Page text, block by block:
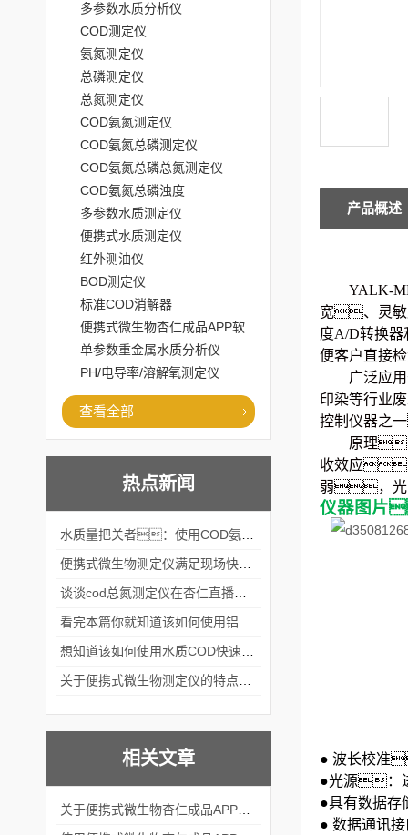
多参数水质分析仪
COD测定仪
氨氮测定仪
总磷测定仪
总氮测定仪
COD氨氮测定仪
COD氨氮总磷测定仪
COD氨氮总磷总氮测定仪
COD氨氮总磷浊度
多参数水质测定仪
便携式水质测定仪
红外测油仪
BOD测定仪
标准COD消解器
便携式微生物杏仁成品APP软
件直播大全
单参数重金属水质分析仪
PH/电导率/溶解氧测定仪
查看全部
热点新闻
相关文章
产品概述
YALK-
宽、灵
度A/D转换器
便客户直接
广泛应
印染等行业
控制仪器之
原理
收效应
弱，光
仪器图
● 波长校准
●光源：
●具有数据
● 数据通讯接